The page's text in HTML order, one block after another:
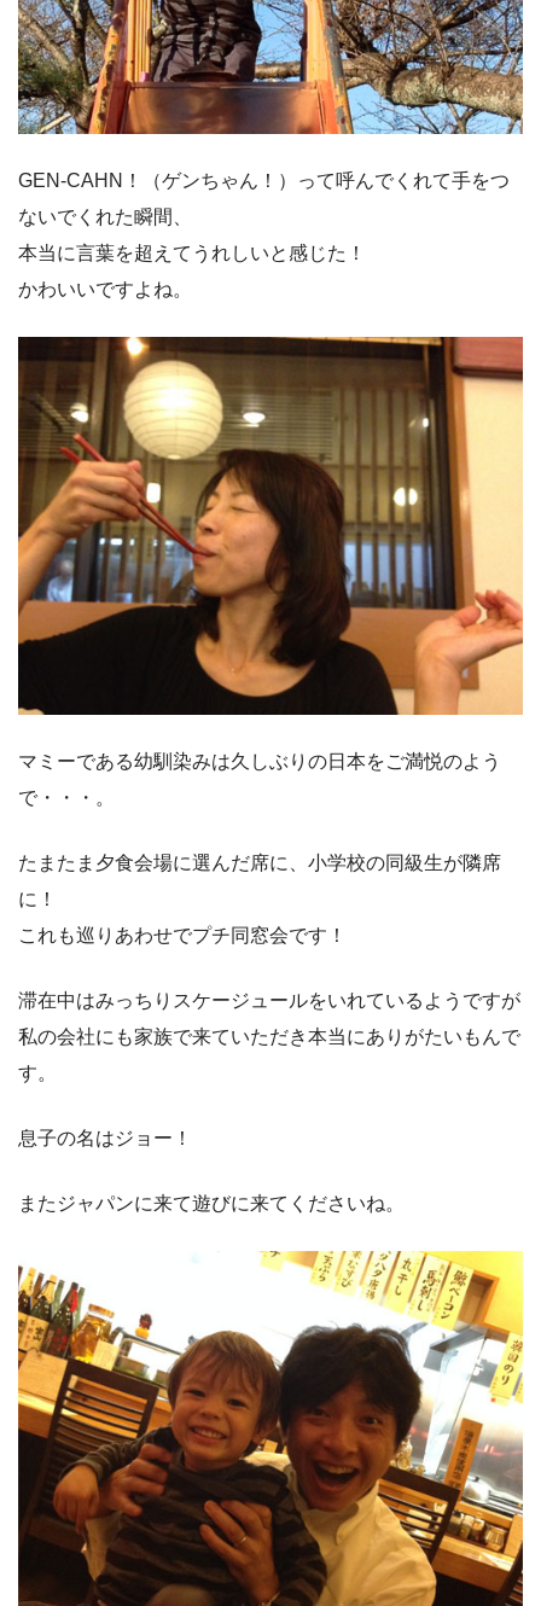
GEN-CAHN！（ゲンちゃん！）って呼んでくれて手をつ
ないでくれた瞬間、
本当に言葉を超えてうれしいと感じた！
かわいいですよね。
マミーである幼馴染みは久しぶりの日本をご満悦のよう
で・・・。
たまたま夕食会場に選んだ席に、小学校の同級生が隣席
に！
これも巡りあわせでプチ同窓会です！
滞在中はみっちりスケージュールをいれているようですが
私の会社にも家族で来ていただき本当にありがたいもんで
す。
息子の名はジョー！
またジャパンに来て遊びに来てくださいね。